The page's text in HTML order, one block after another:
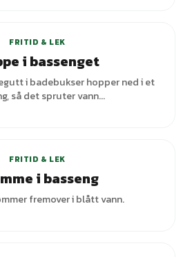
FRITID & LEK
i bassenget
i badebukser hopper ned i et
så det spruter vann...
FRITID & LEK
i basseng
fremover i blått vann.